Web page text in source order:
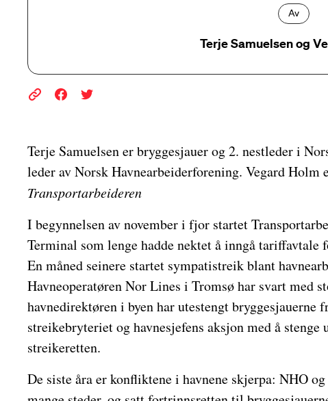
Av
Terje Samuelsen og
Terje Samuelsen er bryggesjauer og 2. nestleder i
leder av Norsk Havnearbeiderforening. Vegard
Transportarbeideren
I begynnelsen av november i fjor startet
Terminal som lenge hadde nektet å inngå tariffavtale
En måned seinere startet sympatistreik blant
Havneoperatøren Nor Lines i Tromsø har svart med
havnedirektøren i byen har utestengt bryggesjauerne
streikebryteriet og havnesjefens aksjon med å stenge
streikeretten.
De siste åra er konfliktene i havnene skjerpa: NHO